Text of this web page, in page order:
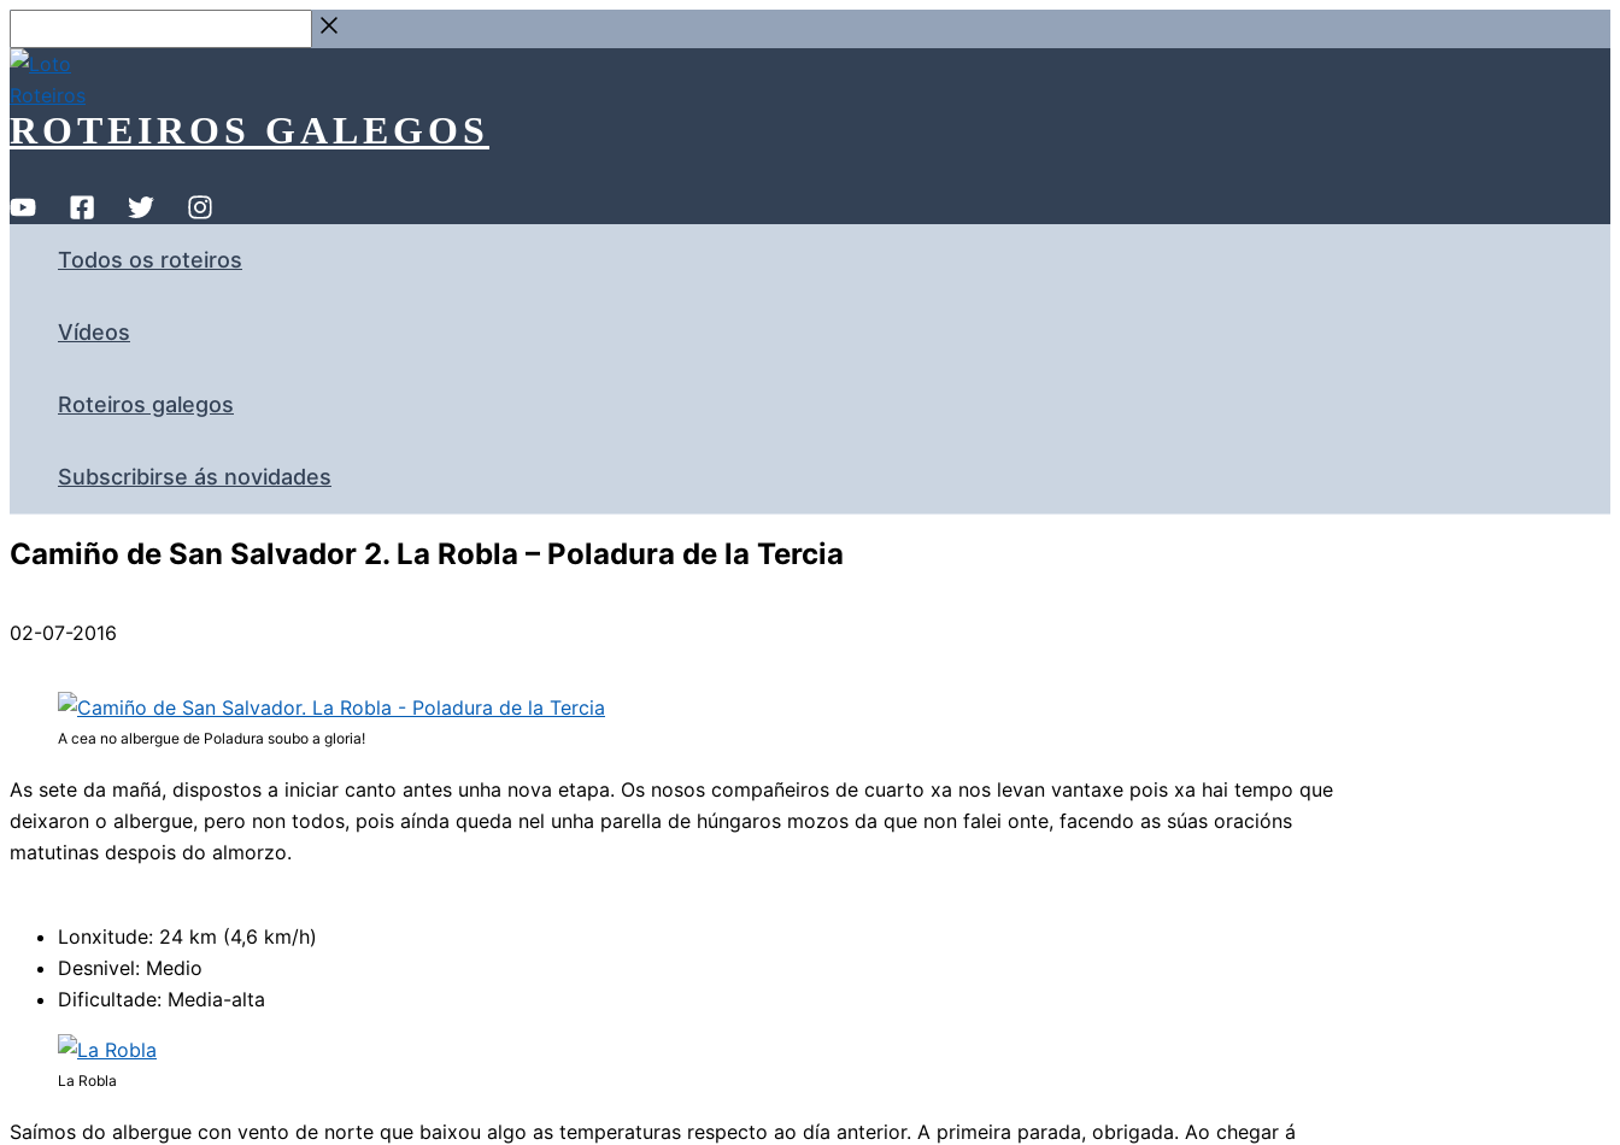
ao
contido
…
ROTEIROS GALEGOS
Todos os roteiros
Vídeos
Roteiros galegos
Subscribirse ás novidades
Camiño de San Salvador 2. La Robla – Poladura de la Tercia
02-07-2016
A cea no albergue de Poladura soubo a gloria!
As sete da mañá, dispostos a iniciar canto antes unha nova etapa. Os nosos compañeiros de cuarto xa nos levan vantaxe pois xa hai tempo que
deixaron o albergue, pero non todos, pois aínda queda nel unha parella de húngaros mozos da que non falei onte, facendo as súas oracións
matutinas despois do almorzo.
Lonxitude: 24 km (4,6 km/h)
Desnivel: Medio
Dificultade: Media-alta
La Robla
Saímos do albergue con vento de norte que baixou algo as temperaturas respecto ao día anterior. A primeira parada, obrigada. Ao chegar á